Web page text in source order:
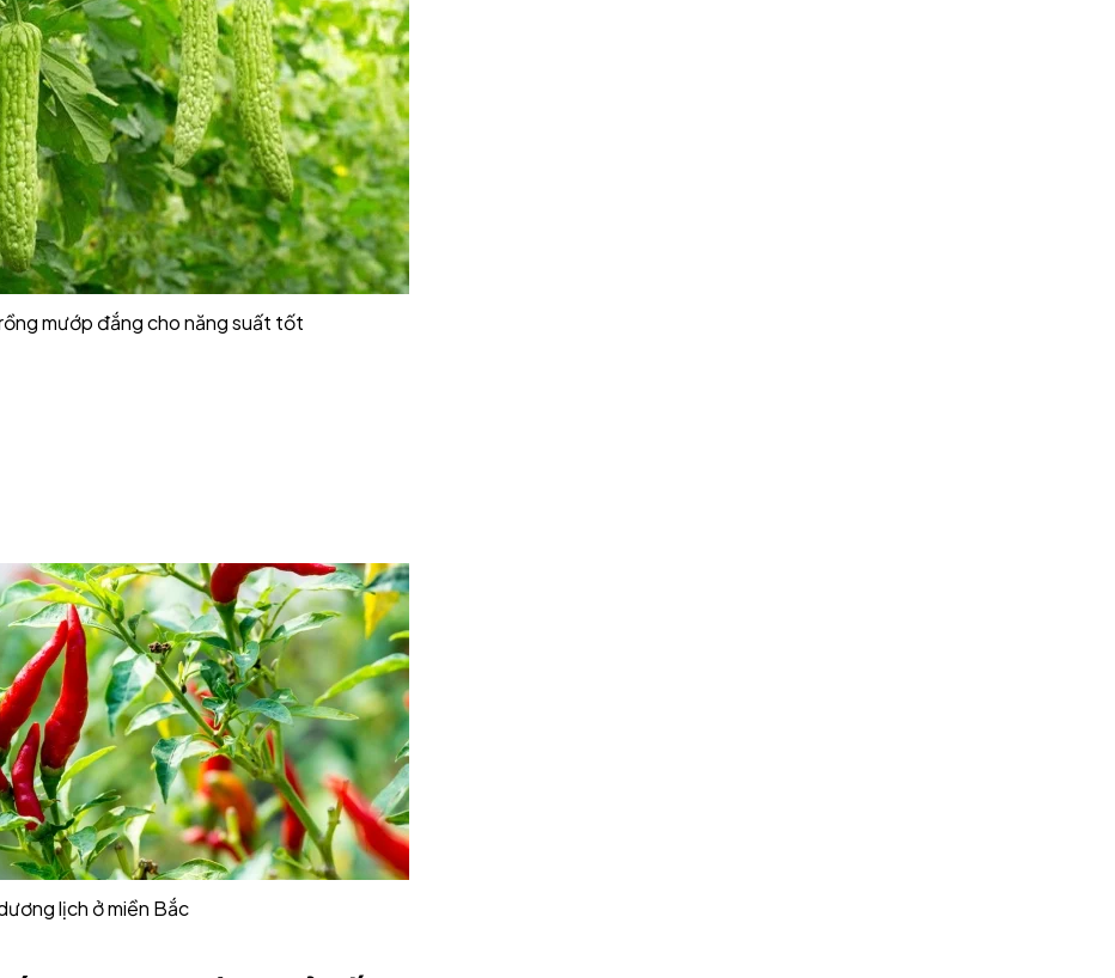
mướp đắng cho năng suất tốt
lịch ở miền Bắc